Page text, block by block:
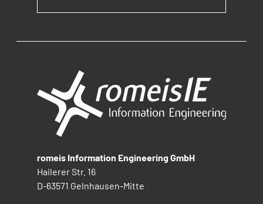
romeis Information Engineering GmbH
Hailerer Str. 16
D-63571 Gelnhausen-Mitte